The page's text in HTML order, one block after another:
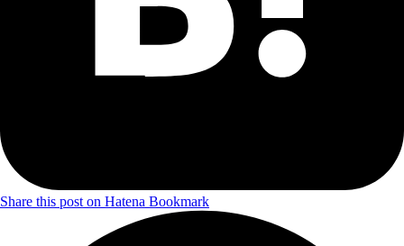
Share this post on Hatena Bookmark